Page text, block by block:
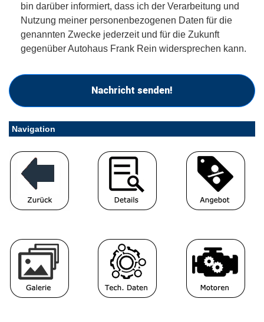
bin darüber informiert, dass ich der Verarbeitung und
Nutzung meiner personenbezogenen Daten für die
genannten Zwecke jederzeit und für die Zukunft
gegenüber Autohaus Frank Rein widersprechen kann.
Nachricht senden!
Navigation